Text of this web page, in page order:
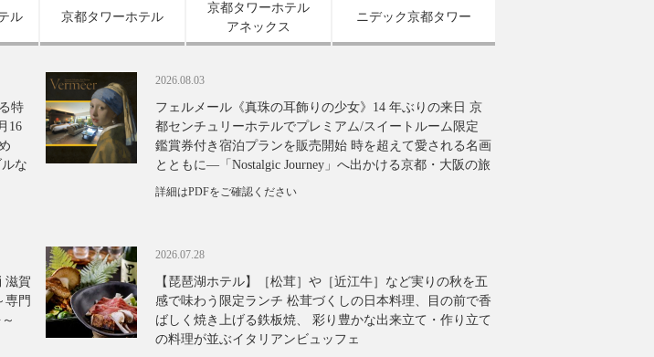
ル 京都タワーホテル
京都タワーホテル
アネックス
ニデック京都タワー
特
16
な
2026.08.03
フェルメール《真珠の耳飾りの少女》14 年ぶりの来日 京
都センチュリーホテルでプレミアム/スイートルーム限定
鑑賞券付き宿泊プランを販売開始 時を超えて愛される名画
とともに―「Nostalgic Journey」へ出かける京都・大阪の旅
詳細はPDFをご確認ください
滋賀
専門
2026.07.28
【琵琶湖ホテル】［松茸］や［近江牛］など実りの秋を五
感で味わう限定ランチ 松茸づくしの日本料理、目の前で香
ばしく焼き上げる鉄板焼、 彩り豊かな出来立て・作り立て
の料理が並ぶイタリアンビュッフェ